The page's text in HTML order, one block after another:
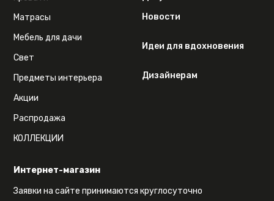
Интернет-магазин
Заявки на сайте принимаются круглосуточно
Матрасы
Мебель для дачи
Свет
Предметы интерьера
Акции
Распродажа
КОЛЛЕКЦИИ
Новости
Идеи для вдохновения
Дизайнерам